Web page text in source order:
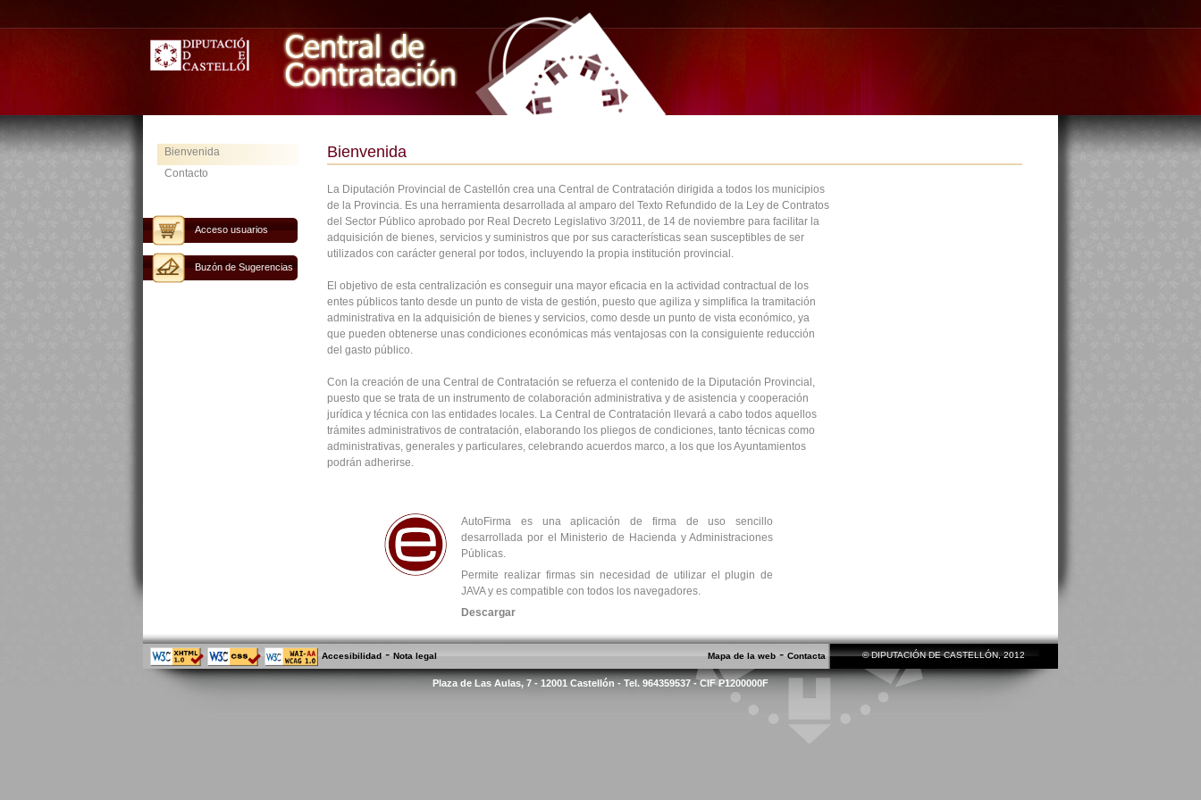
Bienvenida
Contacto
Acceso usuarios
Buzón de Sugerencias
Bienvenida
La Diputación Provincial de Castellón crea una Central de Contratación dirigida a todos los municipios
de la Provincia. Es una herramienta desarrollada al amparo del Texto Refundido de la Ley de Contratos
del Sector Público aprobado por Real Decreto Legislativo 3/2011, de 14 de noviembre para facilitar la
adquisición de bienes, servicios y suministros que por sus características sean susceptibles de ser
utilizados con carácter general por todos, incluyendo la propia institución provincial.
El objetivo de esta centralización es conseguir una mayor eficacia en la actividad contractual de los
entes públicos tanto desde un punto de vista de gestión, puesto que agiliza y simplifica la tramitación
administrativa en la adquisición de bienes y servicios, como desde un punto de vista económico, ya
que pueden obtenerse unas condiciones económicas más ventajosas con la consiguiente reducción
del gasto público.
Con la creación de una Central de Contratación se refuerza el contenido de la Diputación Provincial,
puesto que se trata de un instrumento de colaboración administrativa y de asistencia y cooperación
jurídica y técnica con las entidades locales. La Central de Contratación llevará a cabo todos aquellos
trámites administrativos de contratación, elaborando los pliegos de condiciones, tanto técnicas como
administrativas, generales y particulares, celebrando acuerdos marco, a los que los Ayuntamientos
podrán adherirse.
AutoFirma es una aplicación de firma de uso sencillo
desarrollada por el Ministerio de Hacienda y Administraciones
Públicas.
Permite realizar firmas sin necesidad de utilizar el plugin de
JAVA y es compatible con todos los navegadores.
Descargar
Accesibilidad - Nota legal Mapa de la web - Contacta © DIPUTACIÓN DE CASTELLÓN, 2012
Plaza de Las Aulas, 7 - 12001 Castellón - Tel. 964359537 - CIF P1200000F